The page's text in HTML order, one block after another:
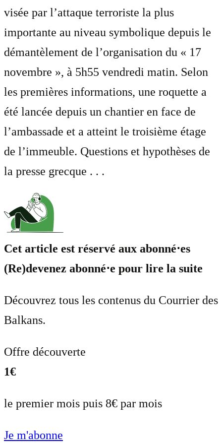
visée par l’attaque terroriste la plus
importante au niveau symbolique depuis le
démantèlement de l’organisation du « 17
novembre », à 5h55 vendredi matin. Selon
les premières informations, une roquette a
été lancée depuis un chantier en face de
l’ambassade et a atteint le troisième étage
de l’immeuble. Questions et hypothèses de
la presse grecque . . .
Cet article est réservé aux abonné⋅es
(Re)devenez abonné⋅e pour lire la suite
Découvrez tous les contenus du Courrier des
Balkans.
Offre découverte
1€
le premier mois puis 8€ par mois
Je m'abonne